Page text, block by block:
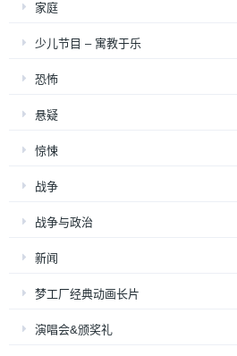
家庭
少儿节目 – 寓教于乐
恐怖
悬疑
惊悚
战争
战争与政治
新闻
梦工厂经典动画长片
演唱会&颁奖礼